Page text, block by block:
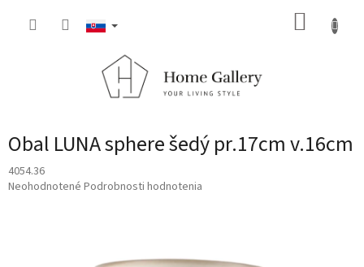
Obal LUNA sphere šedý pr.17cm v.16cm
4054.36
Priemerné
Neohodnotené Podrobnosti hodnotenia